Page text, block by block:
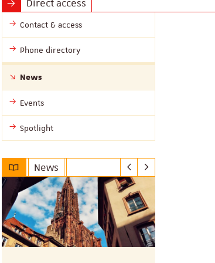
Direct access
Contact & access
Phone directory
News
Events
Spotlight
News